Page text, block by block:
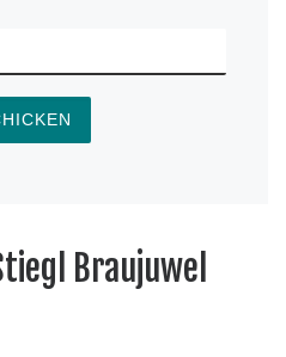
Braujuwel